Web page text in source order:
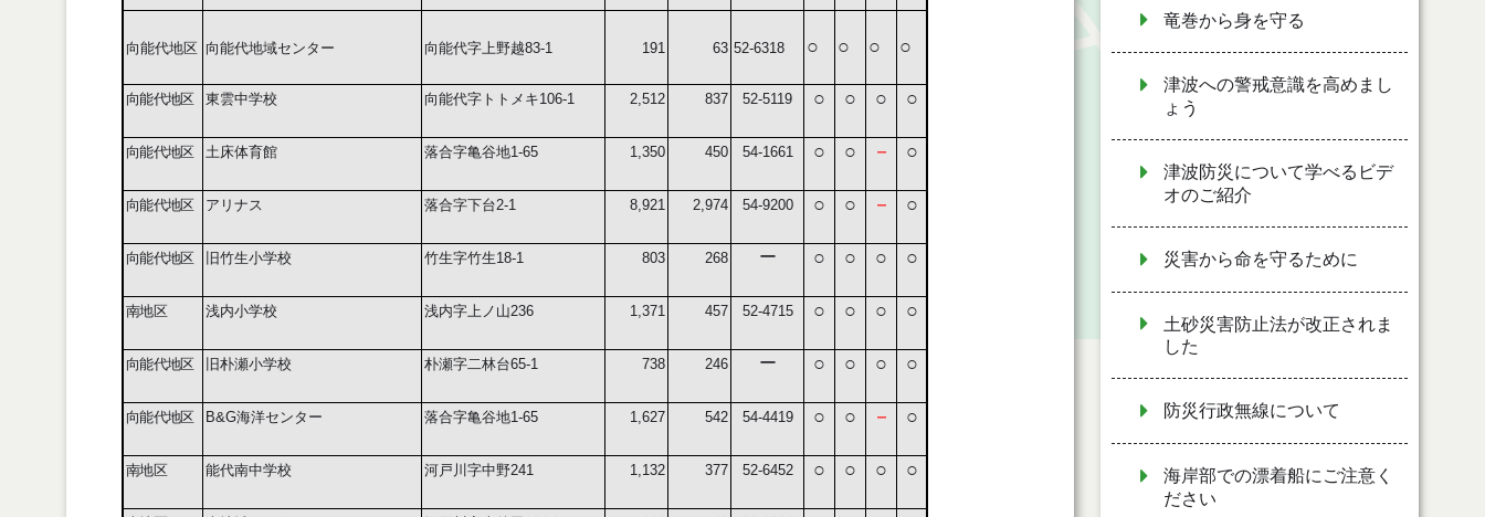
向能代地区 向能代地域センター 向能代字上野越83-1 191 63 52-6318 ○ ○ ○ ○
向能代地区 東雲中学校 向能代字トトメキ106-1 2,512 837 52-5119 ○ ○ ○ ○
向能代地区 土床体育館 落合字亀谷地1-65 1,350 450 54-1661 ○ ○ － ○
向能代地区 アリナス 落合字下台2-1 8,921 2,974 54-9200 ○ ○ － ○
向能代地区 旧竹生小学校 竹生字竹生18-1 803 268 ー ○ ○ ○ ○
南地区 浅内小学校 浅内字上ノ山236 1,371 457 52-4715 ○ ○ ○ ○
向能代地区 旧朴瀬小学校 朴瀬字二林台65-1 738 246 ー ○ ○ ○ ○
向能代地区 B&G海洋センター 落合字亀谷地1-65 1,627 542 54-4419 ○ ○ － ○
南地区 能代南中学校 河戸川字中野241 1,132 377 52-6452 ○ ○ ○ ○
竜巻から身を守る
津波への警戒意識を高めまし
ょう
津波防災について学べるビデ
オのご紹介
災害から命を守るために
土砂災害防止法が改正されま
した
防災行政無線について
海岸部での漂着船にご注意く
ださい